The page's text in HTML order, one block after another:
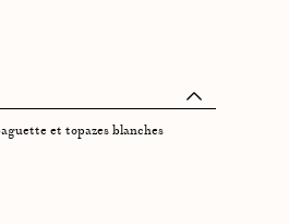
et topazes blanches